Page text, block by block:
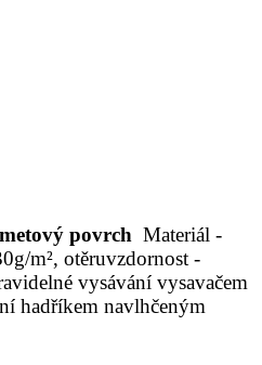
povrch Materiál -
m², otěruvzdornost -
vysávání vysavačem
hadříkem navlhčeným